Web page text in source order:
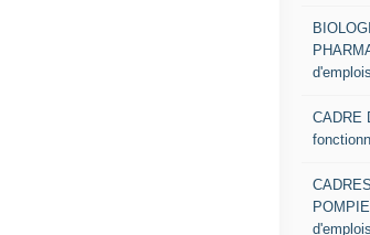
d'emplois
CADRE
d'emplois